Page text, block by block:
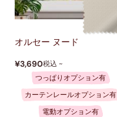
オルセー ヌード
¥3,690税込 ~
つっぱりオプション有
カーテンレールオプション有
電動オプション有